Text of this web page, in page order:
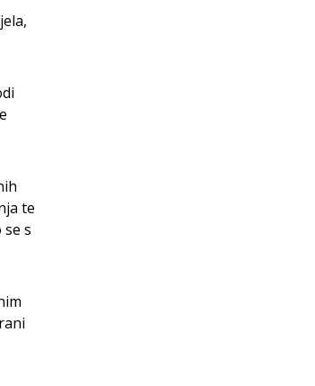
te
s